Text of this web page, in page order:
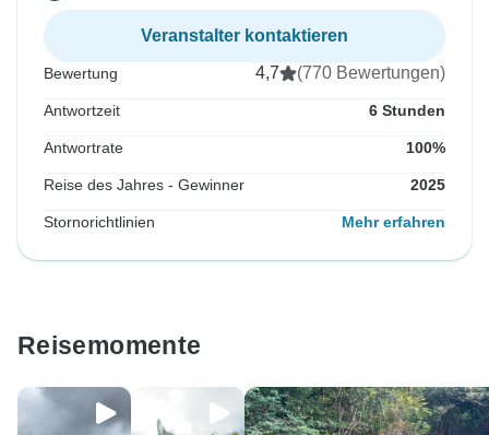
Veranstalter kontaktieren
Bewertung 4,7 (770 Bewertungen)
Antwortzeit 6 Stunden
Antwortrate 100%
Reise des Jahres - Gewinner 2025
Stornorichtlinien Mehr erfahren
Reisemomente